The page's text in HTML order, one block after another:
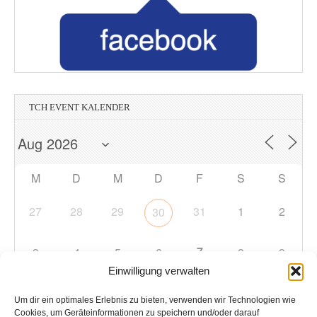
Einwilligung verwalten
Um dir ein optimales Erlebnis zu bieten, verwenden wir Technologien wie
Cookies, um Geräteinformationen zu speichern und/oder darauf
TCH EVENT KALENDER
M D M D F S S
27 28 29 30 31 1 2
3 4 5 6 7 8 9
10 11 12 13 14 15